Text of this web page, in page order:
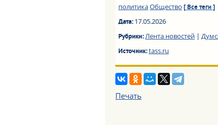
политикаОбщество [ Все теги ]
Дата:17.05.2026
Рубрики:Лента новостей|
Источник:tass.ru
Печать